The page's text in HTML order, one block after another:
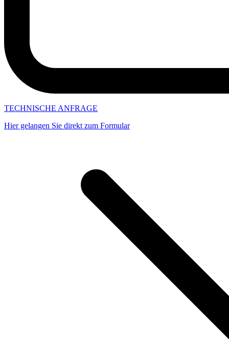
TECHNISCHE ANFRAGE
Hier gelangen Sie direkt zum Formular